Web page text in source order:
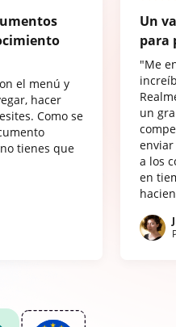
el menú y
hacer
Como se
tienes que
Un
para
"Me
un
a los
en